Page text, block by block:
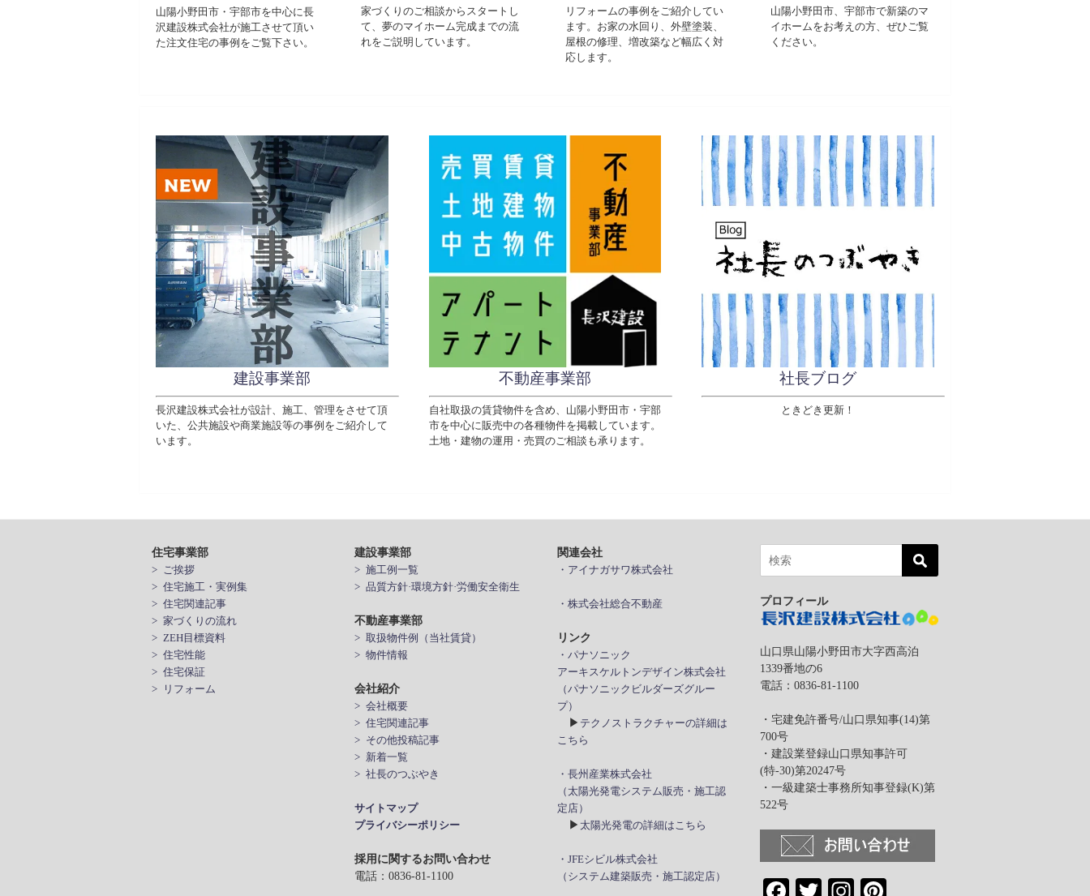
山陽小野田市・宇部市を中心に長
沢建設株式会社が施工させて頂い
た注文住宅の事例をご覧下さい。
家づくりのご相談からスタートし
て、夢のマイホーム完成までの流
れをご説明しています。
リフォームの事例をご紹介してい
ます。 お家の水回り、外壁塗装、
屋根の修理、増改築など幅広く対
応します。
山陽小野田市、宇部市で新築のマ
イホームをお考えの方、ぜひご覧
ください。
建設事業部
長沢建設株式会社が設計、施工、管理をさせて頂
いた、公共施設や商業施設等の事例をご紹介して
います。
不動産事業部
自社取扱の賃貸物件を含め、山陽小野田市・宇部
市を中心に販売中の各種物件を掲載しています。
土地・建物の運用・売買のご相談も承ります。
社長ブログ
ときどき更新！
住宅事業部
> ご挨拶
> 住宅施工・実例集
> 住宅関連記事
> 家づくりの流れ
> ZEH目標資料
> 住宅性能
> 住宅保証
> リフォーム
建設事業部
> 施工例一覧
> 品質方針·環境方針·労働安全衛生
不動産事業部
> 取扱物件例（当社賃貸）
> 物件情報
会社紹介
> 会社概要
> 住宅関連記事
> その他投稿記事
> 新着一覧
> 社長のつぶやき
サイトマップ
プライバシーポリシー
採用に関するお問い合わせ
電話：0836-81-1100
関連会社
・アイナガサワ株式会社
・株式会社総合不動産
リンク
・パナソニック
アーキスケルトンデザイン株式会社
（パナソニックビルダーズグルー
プ）
▶ テクノストラクチャーの詳細は
こちら
・長州産業株式会社
（太陽光発電システム販売・施工認
定店）
▶ 太陽光発電の詳細はこちら
・JFEシビル株式会社
（システム建築販売・施工認定店）
プロフィール
山口県山陽小野田市大字西高泊
1339番地の6
電話：0836-81-1100
・宅建免許番号/山口県知事(14)第
700号
・建設業登録山口県知事許可
(特-30)第20247号
・一級建築士事務所知事登録(K)第
522号
FacebookTwitter Instagram